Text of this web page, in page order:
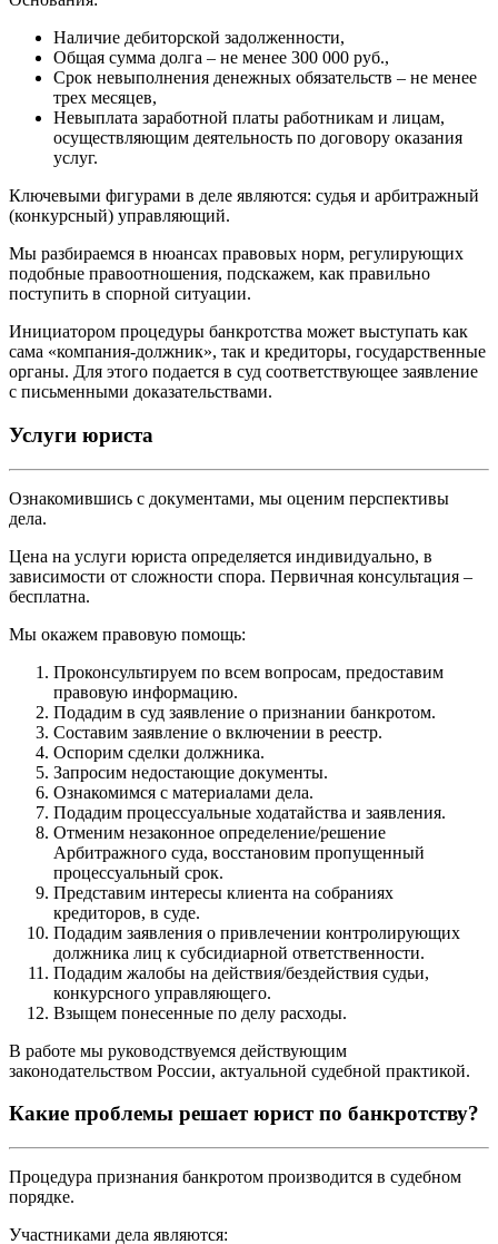
Наличие дебиторской задолженности,
Общая сумма долга – не менее 300 000 руб.,
Срок невыполнения денежных обязательств – не менее
трех месяцев,
Невыплата заработной платы работникам и лицам,
осуществляющим деятельность по договору оказания
услуг.
Ключевыми фигурами в деле являются: судья и арбитражный
(конкурсный) управляющий.
Мы разбираемся в нюансах правовых норм, регулирующих
подобные правоотношения, подскажем, как правильно
поступить в спорной ситуации.
Инициатором процедуры банкротства может выступать как
сама «компания-должник», так и кредиторы, государственные
органы. Для этого подается в суд соответствующее заявление
с письменными доказательствами.
Услуги юриста
Ознакомившись с документами, мы оценим перспективы
дела.
Цена на услуги юриста определяется индивидуально, в
зависимости от сложности спора. Первичная консультация –
бесплатна.
Мы окажем правовую помощь:
Проконсультируем по всем вопросам, предоставим
правовую информацию.
Подадим в суд заявление о признании банкротом.
Составим заявление о включении в реестр.
Оспорим сделки должника.
Запросим недостающие документы.
Ознакомимся с материалами дела.
Подадим процессуальные ходатайства и заявления.
Отменим незаконное определение/решение
Арбитражного суда, восстановим пропущенный
процессуальный срок.
Представим интересы клиента на собраниях
кредиторов, в суде.
Подадим заявления о привлечении контролирующих
должника лиц к субсидиарной ответственности.
Подадим жалобы на действия/бездействия судьи,
конкурсного управляющего.
Взыщем понесенные по делу расходы.
В работе мы руководствуемся действующим
законодательством России, актуальной судебной практикой.
Какие проблемы решает юрист по банкротству?
Процедура признания банкротом производится в судебном
порядке.
Участниками дела являются: